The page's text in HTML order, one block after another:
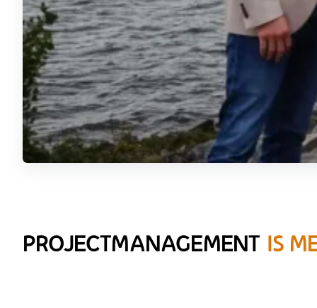
PROJECTMANAGEMENT IS